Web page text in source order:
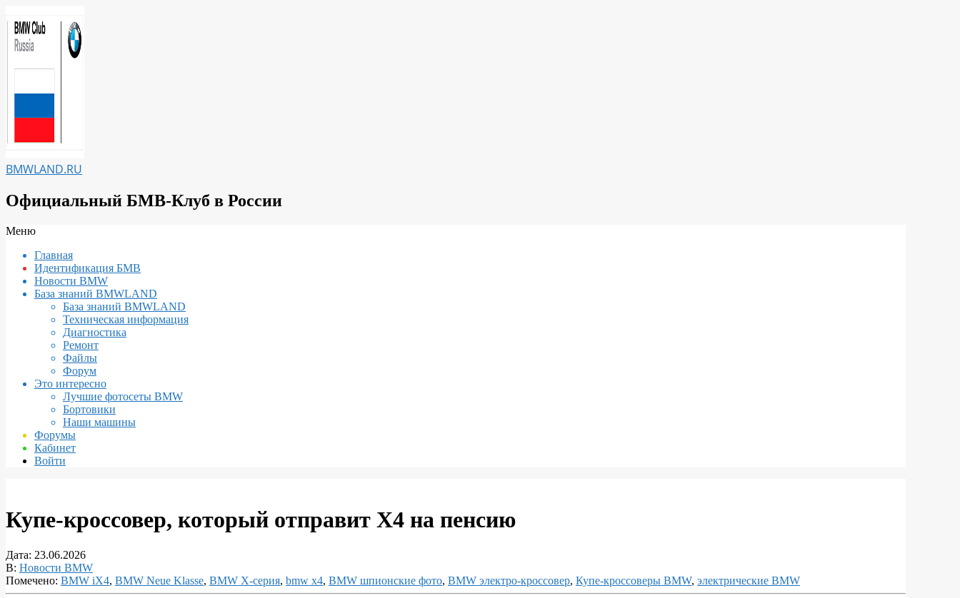
к
содержимому
BMWLAND.RU
Официальный БМВ-Клуб в России
Вторичное
навигации
Меню
Главная
Идентификация БМВ
Новости BMW
База знаний BMWLAND
База знаний BMWLAND
Техническая информация
Диагностика
Ремонт
Файлы
Форум
Это интересно
Лучшие фотосеты BMW
Бортовики
Наши машины
Форумы
Кабинет
Войти
Купе‑кроссовер, который отправит X4 на пенсию
Дата: 23.06.2026
В: Новости BMW
Помечено: BMW iX4, BMW Neue Klasse, BMW X-серия, bmw x4, BMW шпионские фото, BMW электро-кроссовер, Купе‑кроссоверы BMW, электрические BMW